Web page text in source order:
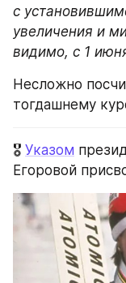
с
увеличения и
видимо, с 1
Несложно
тогдашнему
🎖 Указом
Егоровой